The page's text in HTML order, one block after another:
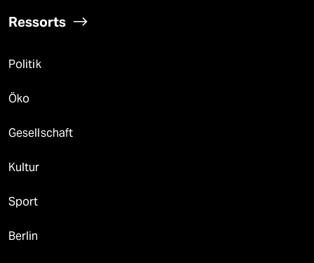
Ressorts
Politik
Öko
Gesellschaft
Kultur
Sport
Berlin